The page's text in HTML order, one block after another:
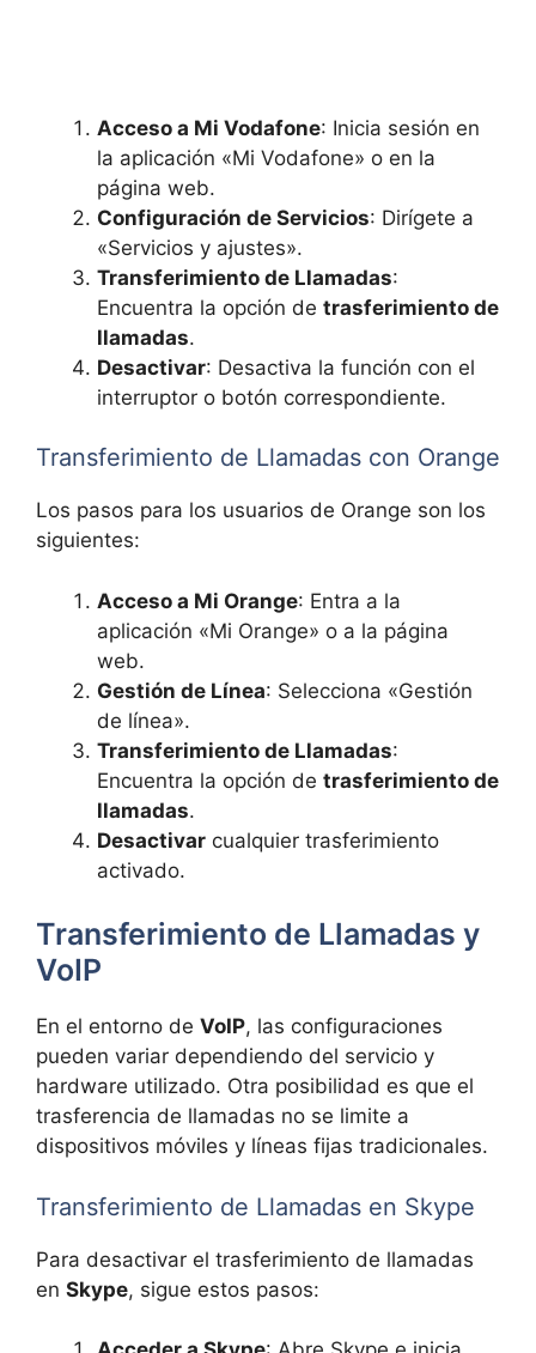
Acceso a Mi Vodafone: Inicia sesión en
la aplicación «Mi Vodafone» o en la
página web.
Configuración de Servicios: Dirígete a
«Servicios y ajustes».
Transferimiento de Llamadas:
Encuentra la opción de trasferimiento de
llamadas.
Desactivar: Desactiva la función con el
interruptor o botón correspondiente.
Transferimiento de Llamadas con Orange
Los pasos para los usuarios de Orange son los
siguientes:
Acceso a Mi Orange: Entra a la
aplicación «Mi Orange» o a la página
web.
Gestión de Línea: Selecciona «Gestión
de línea».
Transferimiento de Llamadas:
Encuentra la opción de trasferimiento de
llamadas.
Desactivar cualquier trasferimiento
activado.
Transferimiento de Llamadas y
VoIP
En el entorno de VoIP, las configuraciones
pueden variar dependiendo del servicio y
hardware utilizado. Otra posibilidad es que el
trasferencia de llamadas no se limite a
dispositivos móviles y líneas fijas tradicionales.
Transferimiento de Llamadas en Skype
Para desactivar el trasferimiento de llamadas
en Skype, sigue estos pasos: